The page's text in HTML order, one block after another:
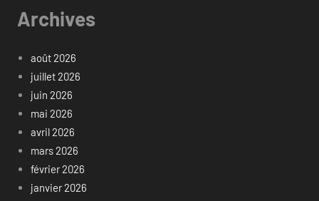
Archives
août 2026
juillet 2026
juin 2026
mai 2026
avril 2026
mars 2026
février 2026
janvier 2026